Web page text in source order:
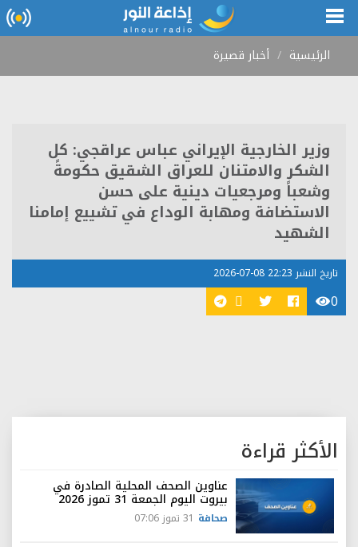
الرئيسية أخبار قصيرة
وزير الخارجية الإيراني عباس عراقجي: كل
الشكر والامتنان للعراق الشقيق حكومةً
وشعباً ومرجعيات دينية على حسن
الاستضافة ومهابة الوداع في تشييع إمامنا
الشهيد
تاريخ النشر 22:23 08-07-2026
0
الأكثر قراءة
عناوين الصحف المحلية الصادرة في
بيروت اليوم الجمعة 31 تموز 2026
صحافة 31 تموز 07:06